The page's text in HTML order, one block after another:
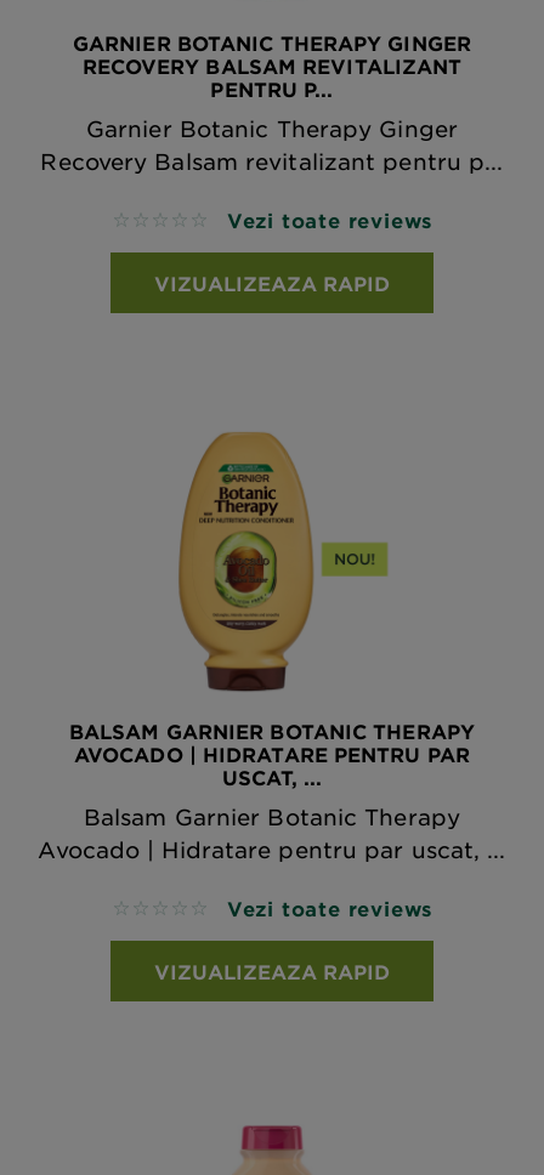
GARNIER BOTANIC THERAPY GINGER
RECOVERY BALSAM REVITALIZANT
PENTRU P...
Garnier Botanic Therapy Ginger
Recovery Balsam revitalizant pentru p...
No reviews Vezi toate reviews
VIZUALIZEAZA RAPID
BALSAM GARNIER BOTANIC THERAPY
AVOCADO | HIDRATARE PENTRU PAR
USCAT, ...
Balsam Garnier Botanic Therapy
Avocado | Hidratare pentru par uscat, ...
No reviews Vezi toate reviews
VIZUALIZEAZA RAPID